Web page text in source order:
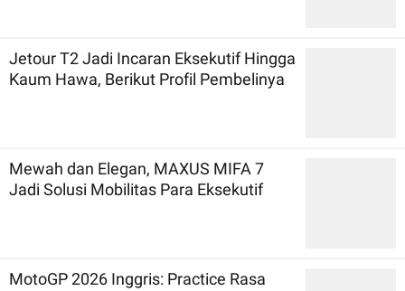
Jetour T2 Jadi Incaran Eksekutif Hingga
Kaum Hawa, Berikut Profil Pembelinya
Mewah dan Elegan, MAXUS MIFA 7
Jadi Solusi Mobilitas Para Eksekutif
MotoGP 2026 Inggris: Practice Rasa